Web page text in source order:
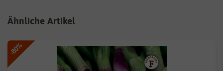
Ähnliche Artikel
-80%